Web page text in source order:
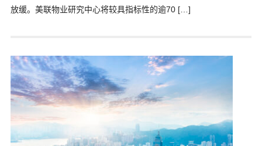
放缓。美联物业研究中心将较具指标性的逾70 […]